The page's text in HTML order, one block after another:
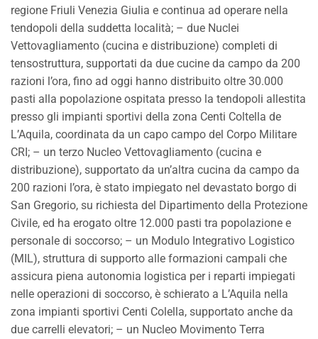
regione Friuli Venezia Giulia e continua ad operare nella
tendopoli della suddetta località; – due Nuclei
Vettovagliamento (cucina e distribuzione) completi di
tensostruttura, supportati da due cucine da campo da 200
razioni l’ora, fino ad oggi hanno distribuito oltre 30.000
pasti alla popolazione ospitata presso la tendopoli allestita
presso gli impianti sportivi della zona Centi Coltella de
L’Aquila, coordinata da un capo campo del Corpo Militare
CRI; – un terzo Nucleo Vettovagliamento (cucina e
distribuzione), supportato da un’altra cucina da campo da
200 razioni l’ora, è stato impiegato nel devastato borgo di
San Gregorio, su richiesta del Dipartimento della Protezione
Civile, ed ha erogato oltre 12.000 pasti tra popolazione e
personale di soccorso; – un Modulo Integrativo Logistico
(MIL), struttura di supporto alle formazioni campali che
assicura piena autonomia logistica per i reparti impiegati
nelle operazioni di soccorso, è schierato a L’Aquila nella
zona impianti sportivi Centi Colella, supportato anche da
due carrelli elevatori; – un Nucleo Movimento Terra